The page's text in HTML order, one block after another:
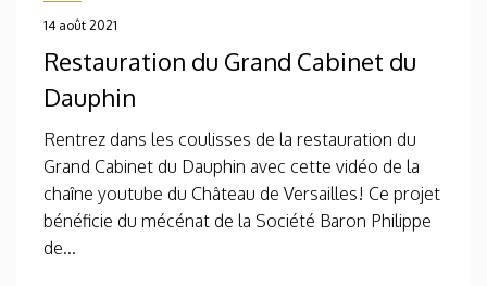
14 août 2021
Restauration du Grand Cabinet du
Dauphin
Rentrez dans les coulisses de la restauration du
Grand Cabinet du Dauphin avec cette vidéo de la
chaîne youtube du Château de Versailles! Ce projet
bénéficie du mécénat de la Société Baron Philippe
de...